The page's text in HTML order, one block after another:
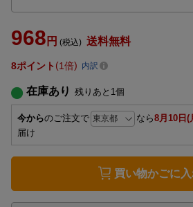
968 円 (税込) 送料無料
8ポイント 1倍 内訳
在庫あり 残りあと 1個
今からのご注文で なら8月10日(
届け
買い物かごに